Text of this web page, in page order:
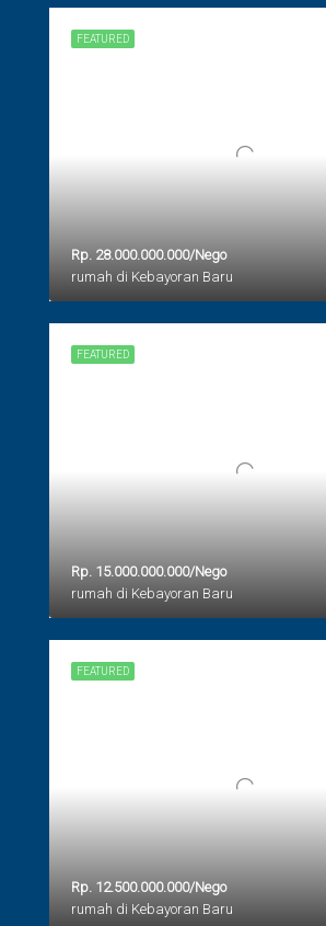
FEATURED
Rp. 28.000.000.000/Nego
rumah di Kebayoran Baru
FEATURED
Rp. 15.000.000.000/Nego
rumah di Kebayoran Baru
FEATURED
Rp. 12.500.000.000/Nego
rumah di Kebayoran Baru